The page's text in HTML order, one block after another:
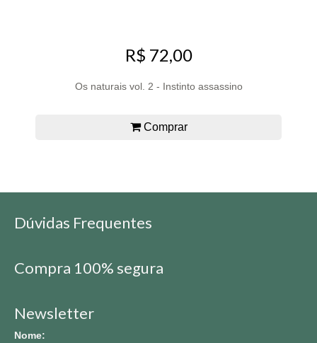
R$ 72,00
Os naturais vol. 2 - Instinto assassino
Comprar
Dúvidas Frequentes
Compra 100% segura
Newsletter
Nome: